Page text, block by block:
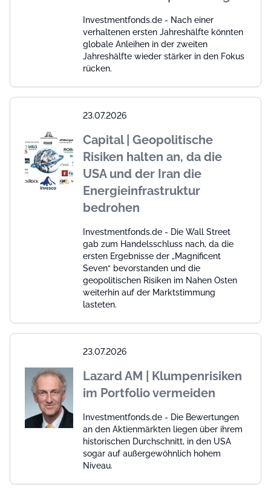
Investmentfonds.de - Nach einer
verhaltenen ersten Jahreshälfte könnten
globale Anleihen in der zweiten
Jahreshälfte wieder stärker in den Fokus
rücken.
23.07.2026
Capital | Geopolitische
Risiken halten an, da die
USA und der Iran die
Energieinfrastruktur
bedrohen
Investmentfonds.de - Die Wall Street
gab zum Handelsschluss nach, da die
ersten Ergebnisse der „Magnificent
Seven“ bevorstanden und die
geopolitischen Risiken im Nahen Osten
weiterhin auf der Marktstimmung
lasteten.
23.07.2026
Lazard AM | Klumpenrisiken
im Portfolio vermeiden
Investmentfonds.de - Die Bewertungen
an den Aktienmärkten liegen über ihrem
historischen Durchschnitt, in den USA
sogar auf außergewöhnlich hohem
Niveau.